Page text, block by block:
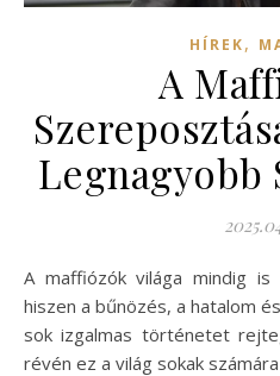
HÍREK,
A
Legnagyobb
A maffiózók világa mindig is lenyűgözte az embereket,
hiszen a bűnözés, a hatalom
sok izgalmas történetet
révén ez a világ sokak